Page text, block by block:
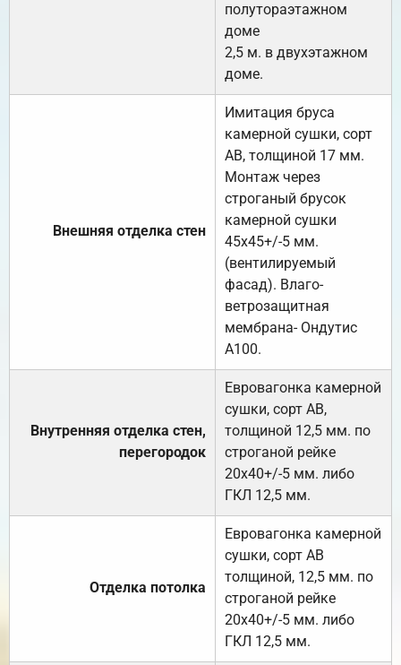
полутораэтажном
доме
2,5 м. в двухэтажном
доме.
Внешняя отделка стен
Имитация бруса
камерной сушки, сорт
АВ, толщиной 17 мм.
Монтаж через
строганый брусок
камерной сушки
45х45+/-5 мм.
(вентилируемый
фасад). Влаго-
ветрозащитная
мембрана- Ондутис
А100.
Внутренняя отделка стен,
перегородок
Евровагонка камерной
сушки, сорт АВ,
толщиной 12,5 мм. по
строганой рейке
20х40+/-5 мм. либо
ГКЛ 12,5 мм.
Отделка потолка
Евровагонка камерной
сушки, сорт АВ
толщиной, 12,5 мм. по
строганой рейке
20х40+/-5 мм. либо
ГКЛ 12,5 мм.